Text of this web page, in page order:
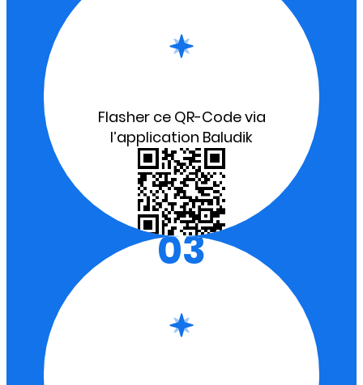
Flasher ce QR-Code via
l’application Baludik
03